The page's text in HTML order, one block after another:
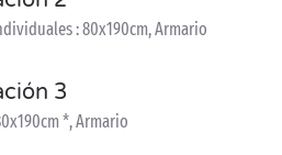
: 80x190cm, Armario
3
*, Armario